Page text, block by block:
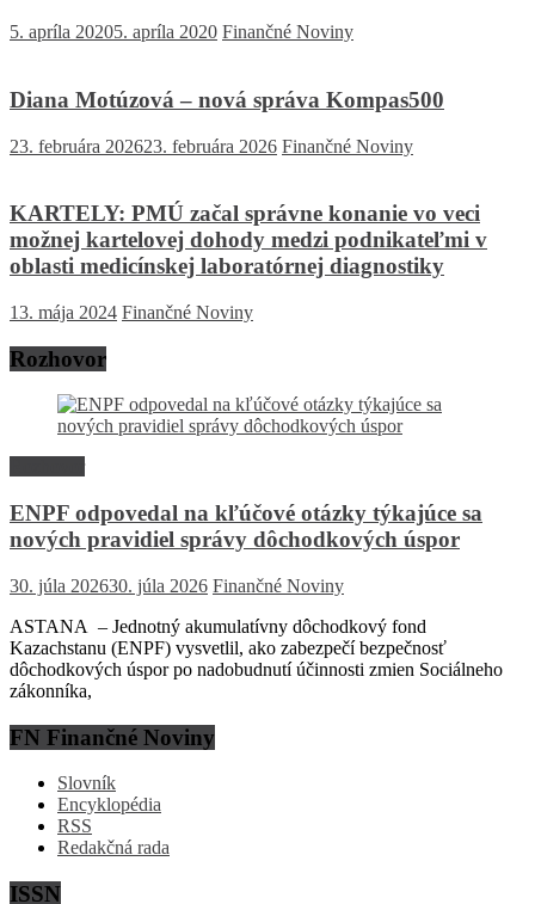
5. apríla 20205. apríla 2020 Finančné Noviny
Diana Motúzová – nová správa Kompas500
23. februára 202623. februára 2026 Finančné Noviny
KARTELY: PMÚ začal správne konanie vo veci
možnej kartelovej dohody medzi podnikateľmi v
oblasti medicínskej laboratórnej diagnostiky
13. mája 2024 Finančné Noviny
Rozhovor
ENPF odpovedal na kľúčové otázky týkajúce sa
nových pravidiel správy dôchodkových úspor
30. júla 202630. júla 2026 Finančné Noviny
ASTANA – Jednotný akumulatívny dôchodkový fond
Kazachstanu (ENPF) vysvetlil, ako zabezpečí bezpečnosť
dôchodkových úspor po nadobudnutí účinnosti zmien Sociálneho
zákonníka,
FN Finančné Noviny
Slovník
Encyklopédia
RSS
Redakčná rada
ISSN